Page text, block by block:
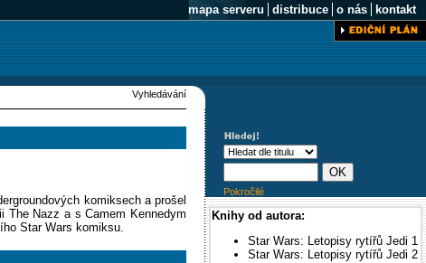
mapa serveru distribuce o nás kontakt
Vyhledávání
komiksech a prošel
The Nazz a s Camem Kennedym
Star Wars komiksu.
Pokročilé
Knihy od autora:
Star Wars: Letopisy rytířů Jedi 1
Star Wars: Letopisy rytířů Jedi 2